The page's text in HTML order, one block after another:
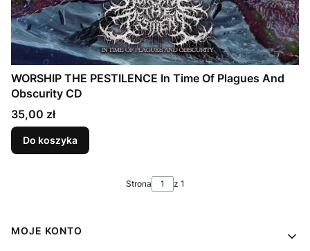
WORSHIP THE PESTILENCE In Time Of Plagues And
Obscurity CD
Cena
35,00 zł
Do koszyka
Strona z 1
Linki w stopce
MOJE KONTO